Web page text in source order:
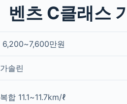
벤츠 C클래스
6,200~7,600만원
가솔린
복합 11.1~11.7km/ℓ